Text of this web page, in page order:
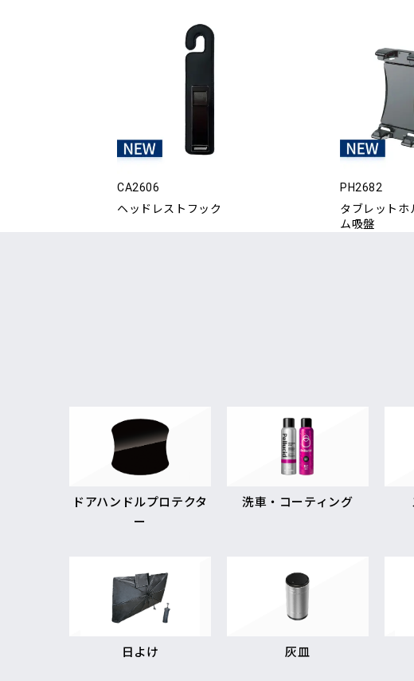
CA2606
ヘッドレストフック
PH2682
タブレットホ
ム吸盤
ドアハンドルプロテクタ
ー
洗車・コーティング
日よけ 灰皿